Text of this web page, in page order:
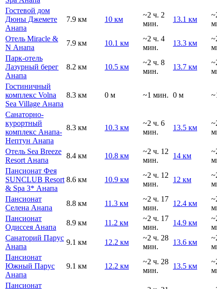
Гостевой дом
Дюны Джемете
Анапа
7.9 км 10 км
~2 ч. 2
мин.
13.1 км
Отель Miracle &
N Анапа
7.9 км 10.1 км
~2 ч. 4
мин.
13.3 км
Парк-отель
Лазурный берег
Анапа
8.2 км 10.5 км
~2 ч. 8
мин.
13.7 км
Гостиничный
комплекс Volna
Sea Village Анапа
8.3 км 0 м ~1 мин. 0 м
Санаторно-
курортный
комплекс Анапа-
Нептун Анапа
8.3 км 10.3 км
~2 ч. 6
мин.
13.5 км
Отель Sea Breeze
Resort Анапа
8.4 км 10.8 км
~2 ч. 12
мин.
14 км
Пансионат Фея
SUNCLUB Resort
& Spa 3* Анапа
8.6 км 10.9 км
~2 ч. 12
мин.
12 км
Пансионат
Селена Анапа
8.8 км 11.3 км
~2 ч. 17
мин.
12.4 км
Пансионат
Одиссея Анапа
8.9 км 11.2 км
~2 ч. 17
мин.
14.9 км
Санаторий Парус
Анапа
9.1 км 12.2 км
~2 ч. 28
мин.
13.6 км
Пансионат
Южный Парус
Анапа
9.1 км 12.2 км
~2 ч. 28
мин.
13.5 км
Пансионат